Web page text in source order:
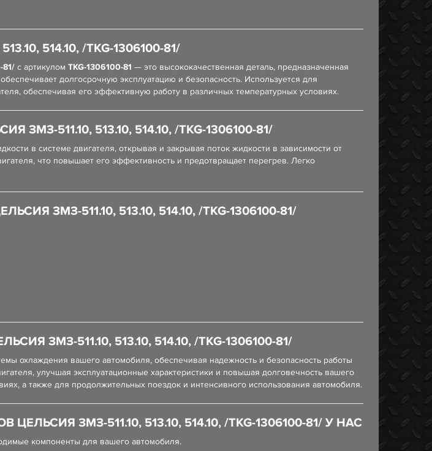
514.10, /TKG-1306100-81/
81/ с артикулом TKG-1306100-81 — это высококачественная деталь, предназначенная
долгосрочную эксплуатацию и безопасность. Используется для
обеспечивая его эффективную работу в различных температурных условиях.
511.10, 513.10, 514.10, /TKG-1306100-81/
в системе двигателя, открывая и закрывая поток жидкости в зависимости от
что повышает его эффективность и предотвращает перегрев. Легко
ЗМЗ-511.10, 513.10, 514.10, /TKG-1306100-81/
ЗМЗ-511.10, 513.10, 514.10, /TKG-1306100-81/
охлаждения вашего автомобиля, обеспечивая надежность и безопасность работы
улучшая эксплуатационные характеристики и повышая долговечность вашего
а также для продолжительных поездок и интенсивного использования автомобиля.
ЗМЗ-511.10, 513.10, 514.10, /TKG-1306100-81/ У НАС
компоненты для вашего автомобиля.